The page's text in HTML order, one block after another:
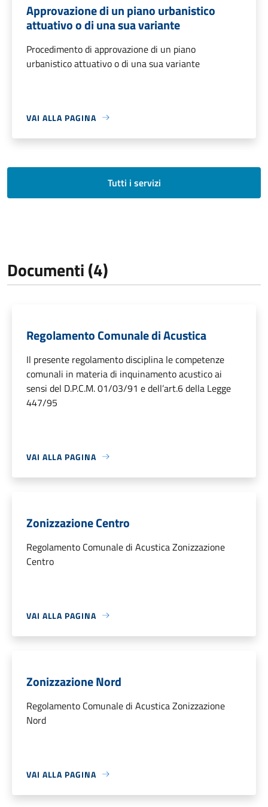
Approvazione di un piano urbanistico
attuativo o di una sua variante
Procedimento di approvazione di un piano
urbanistico attuativo o di una sua variante
VAI ALLA PAGINA
Tutti i servizi
Documenti (4)
Regolamento Comunale di Acustica
Il presente regolamento disciplina le competenze
comunali in materia di inquinamento acustico ai
sensi del D.P.C.M. 01/03/91 e dell’art.6 della Legge
447/95
VAI ALLA PAGINA
Zonizzazione Centro
Regolamento Comunale di Acustica Zonizzazione
Centro
VAI ALLA PAGINA
Zonizzazione Nord
Regolamento Comunale di Acustica Zonizzazione
Nord
VAI ALLA PAGINA